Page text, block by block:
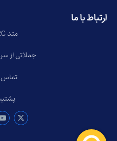
ارتباط با ما
متد BCRC
جملاتی از
تماس